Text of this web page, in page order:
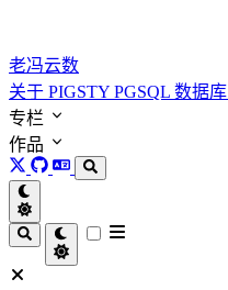
老冯云数
关于 PIGSTY PGSQL 数据库
专栏
作品